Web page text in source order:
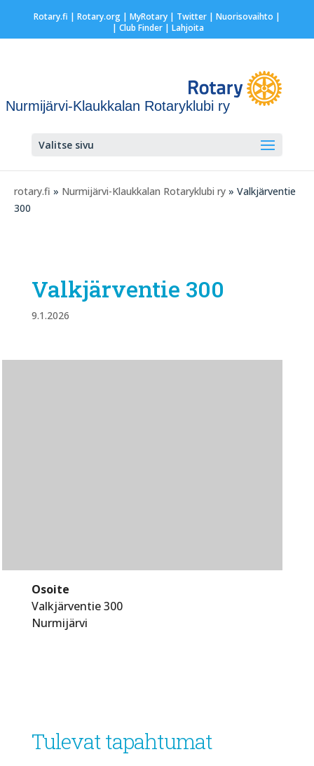
Rotary.fi | Rotary.org| MyRotary| Twitter| Nuorisovaihto |
| Club Finder| Lahjoita
Nurmijärvi-Klaukkalan Rotaryklubi ry
Valitse sivu
rotary.fi » Nurmijärvi-Klaukkalan Rotaryklubi ry » Valkjärventie
300
Valkjärventie 300
9.1.2026
Osoite
Valkjärventie 300
Nurmijärvi
Tulevat tapahtumat